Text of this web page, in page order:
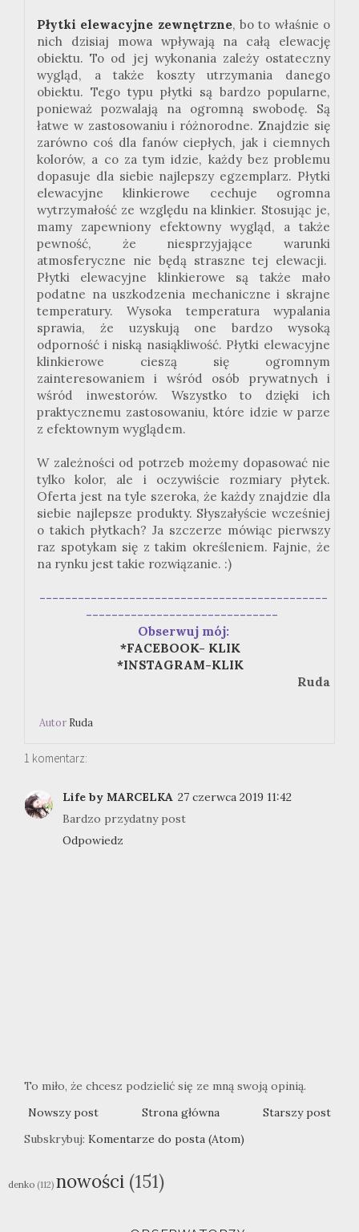
Płytki elewacyjne zewnętrzne, bo to właśnie o
nich dzisiaj mowa wpływają na całą elewację
obiektu. To od jej wykonania zależy ostateczny
wygląd, a także koszty utrzymania danego
obiektu. Tego typu płytki są bardzo popularne,
ponieważ pozwalają na ogromną swobodę. Są
łatwe w zastosowaniu i różnorodne. Znajdzie się
zarówno coś dla fanów ciepłych, jak i ciemnych
kolorów, a co za tym idzie, każdy bez problemu
dopasuje dla siebie najlepszy egzemplarz. Płytki
elewacyjne klinkierowe cechuje ogromna
wytrzymałość ze względu na klinkier. Stosując je,
mamy zapewniony efektowny wygląd, a także
pewność, że niesprzyjające warunki
atmosferyczne nie będą straszne tej elewacji.
Płytki elewacyjne klinkierowe są także mało
podatne na uszkodzenia mechaniczne i skrajne
temperatury. Wysoka temperatura wypalania
sprawia, że uzyskują one bardzo wysoką
odporność i niską nasiąkliwość. Płytki elewacyjne
klinkierowe cieszą się ogromnym
zainteresowaniem i wśród osób prywatnych i
wśród inwestorów. Wszystko to dzięki ich
praktycznemu zastosowaniu, które idzie w parze
z efektownym wyglądem.
W zależności od potrzeb możemy dopasować nie
tylko kolor, ale i oczywiście rozmiary płytek.
Oferta jest na tyle szeroka, że każdy znajdzie dla
siebie najlepsze produkty. Słyszałyście wcześniej
o takich płytkach? Ja szczerze mówiąc pierwszy
raz spotykam się z takim określeniem. Fajnie, że
na rynku jest takie rozwiązanie. :)
---------------------------------------------
------------------------------
Obserwuj mój:
*FACEBOOK- KLIK
*INSTAGRAM-KLIK
Ruda
Autor Ruda
1 komentarz:
Life by MARCELKA 27 czerwca 2019 11:42
Bardzo przydatny post
Odpowiedz
To miło, że chcesz podzielić się ze mną swoją opinią.
Nowszy post
Starszy post
Strona główna
Subskrybuj: Komentarze do posta (Atom)
denko (112) nowości (151)